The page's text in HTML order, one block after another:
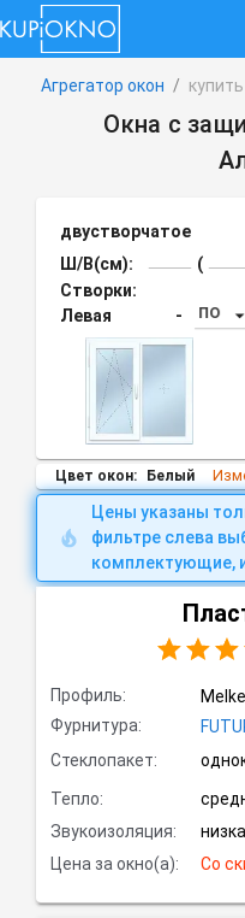
Агрегатор окон /
Окна с
двустворчатое
Ш/В(см): (
Створки:
Левая
- ПО
Цвет окон: Белый
Цены указаны
фильтре слева
комплектующие,
Профиль:
Фурнитура:
Стеклопакет:
Тепло:
Звукоизоляция:
Цена за окно(а):
Со